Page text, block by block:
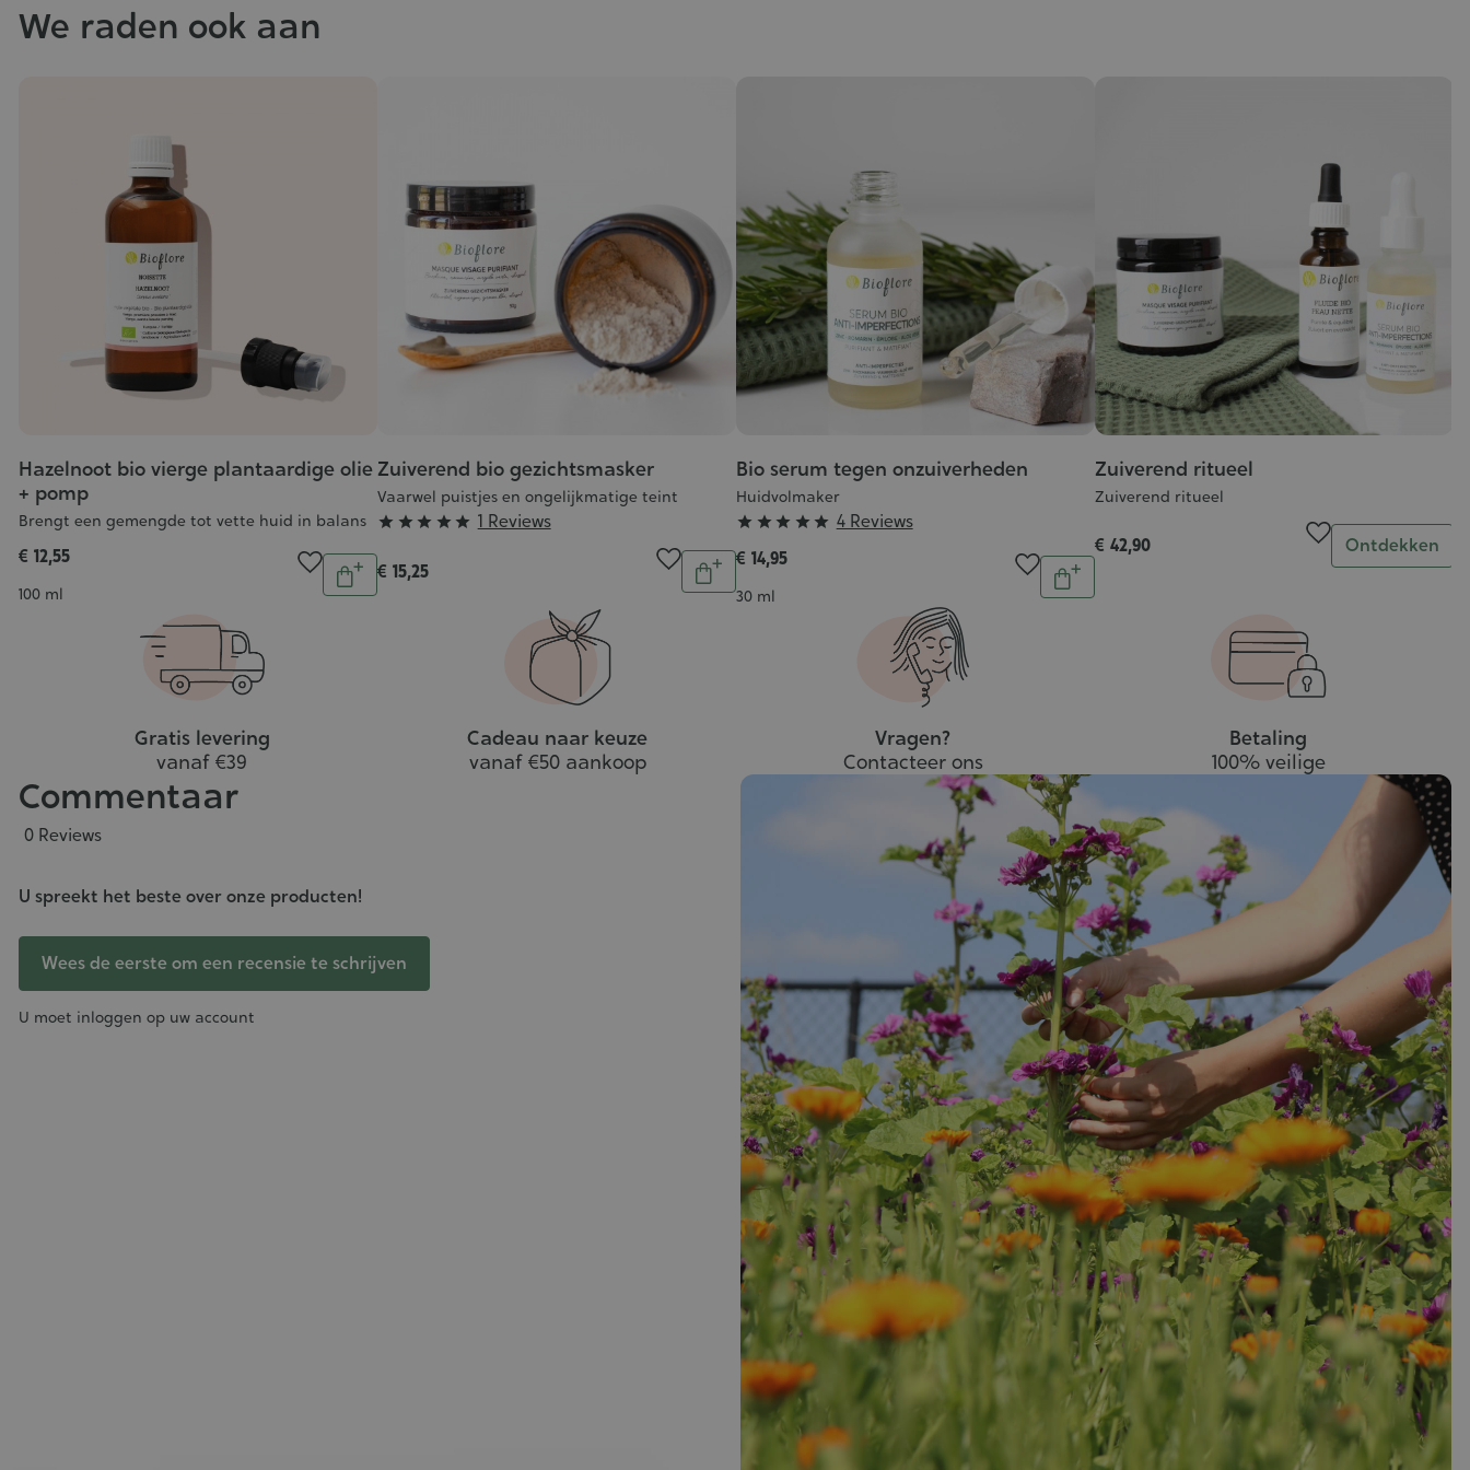
We raden ook aan
Hazelnoot bio vierge plantaardige olie
+ pomp
Brengt een gemengde tot vette huid in balans
€ 12,55
Inhoud
100 ml
Aantal
In
Zuiverend bio gezichtsmasker
Vaarwel puistjes en ongelijkmatige teint
Grade
5/5
     1 Reviews
€ 15,25 Aantal
In
winkelwagen
Bio serum tegen onzuiverheden
Huidvolmaker
Grade
     4 Reviews
€ 14,95
Inhoud
30 ml
Aantal
In
Zuiverend ritueel
Zuiverend ritueel
€ 42,90 Aantal
Ontdekken
Gratis levering
vanaf €39
Cadeau naar keuze
vanaf €50 aankoop
Vragen?
Contacteer ons
Betaling
100% veilige
Commentaar
0 Reviews
U spreekt het beste over onze producten!
Wees de eerste om een recensie te schrijven
U moet inloggen op uw account